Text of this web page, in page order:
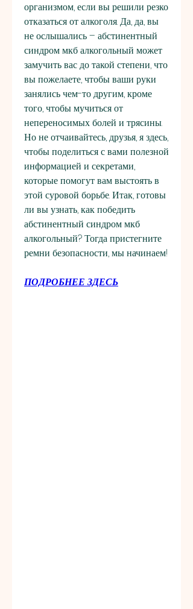
организмом, если вы решили резко
отказаться от алкоголя. Да, да, вы
не ослышались – абстинентный
синдром мкб алкогольный может
замучить вас до такой степени, что
вы пожелаете, чтобы ваши руки
занялись чем-то другим, кроме
того, чтобы мучиться от
непереносимых болей и трясины.
Но не отчаивайтесь, друзья, я здесь,
чтобы поделиться с вами полезной
информацией и секретами,
которые помогут вам выстоять в
этой суровой борьбе. Итак, готовы
ли вы узнать, как победить
абстинентный синдром мкб
алкогольный? Тогда пристегните
ремни безопасности, мы начинаем!
ПОДРОБНЕЕ ЗДЕСЬ